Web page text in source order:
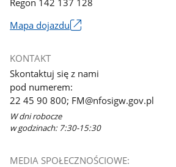
Regon 142 137 128
Mapa dojazdu
się
w
nowym
oknie
KONTAKT
Skontaktuj się z nami
pod numerem:
22 45 90 800; FM@nfosigw.gov.pl
W dni robocze
w godzinach: 7:30-15:30
MEDIA SPOŁECZNOŚCIOWE: